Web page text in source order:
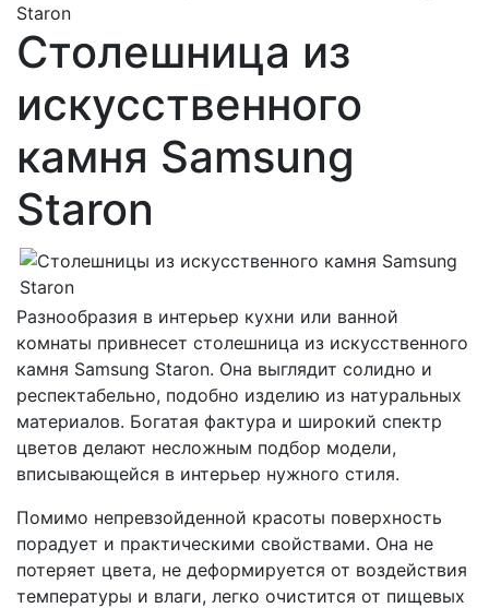
Staron
Столешница из
искусственного
камня Samsung
Staron
Разнообразия в интерьер кухни или ванной
комнаты привнесет столешница из искусственного
камня Samsung Staron. Она выглядит солидно и
респектабельно, подобно изделию из натуральных
материалов. Богатая фактура и широкий спектр
цветов делают несложным подбор модели,
вписывающейся в интерьер нужного стиля.
Помимо непревзойденной красоты поверхность
порадует и практическими свойствами. Она не
потеряет цвета, не деформируется от воздействия
температуры и влаги, легко очистится от пищевых